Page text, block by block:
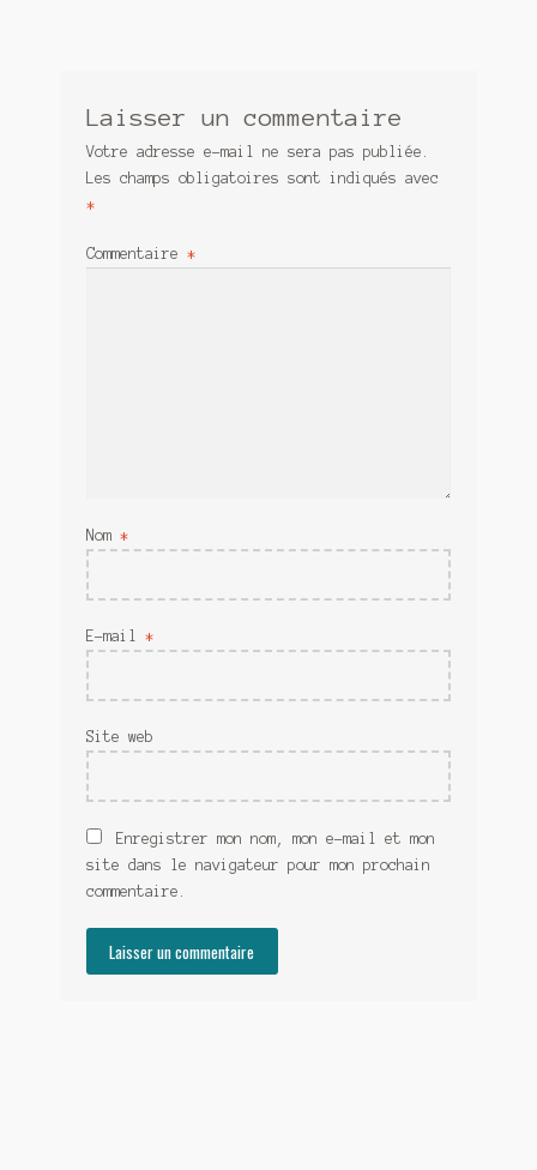
Laisser un commentaire
Votre adresse e-mail ne sera pas publiée.
Les champs obligatoires sont indiqués avec
*
Commentaire *
Nom *
E-mail *
Site web
Enregistrer mon nom, mon e-mail et mon
site dans le navigateur pour mon prochain
commentaire.